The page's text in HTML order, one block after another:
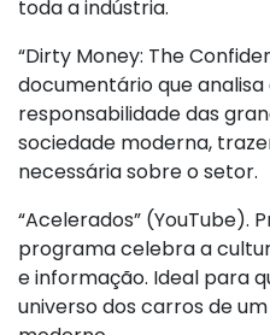
toda a indústria.
“Dirty Money: The
documentário que
responsabilidade das
sociedade moderna,
necessária sobre o setor.
“Acelerados” (YouTube).
programa celebra a
e informação. Ideal para
universo dos carros de